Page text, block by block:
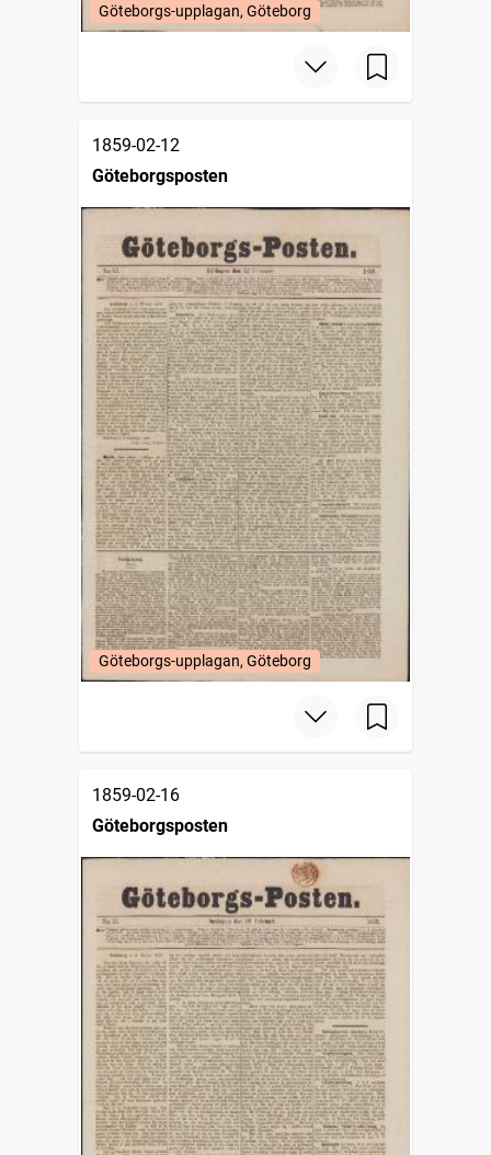
Göteborgs-upplagan, Göteborg
1859-02-12
Göteborgsposten
Göteborgs-upplagan, Göteborg
1859-02-16
Göteborgsposten